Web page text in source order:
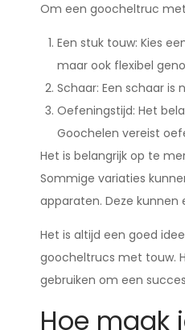
Om een goocheltruc
Een stuk touw: Kies
maar ook flexibel
Schaar: Een schaar
Oefeningstijd: Het
Goochelen vereist
Het is belangrijk op te
Sommige variaties
apparaten. Deze
Het is altijd een goed
goocheltrucs met touw.
gebruiken om een
Hoe maak